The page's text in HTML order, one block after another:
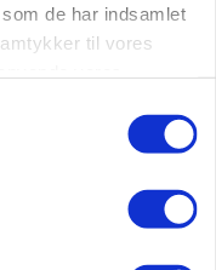
de har indsamlet
til vores